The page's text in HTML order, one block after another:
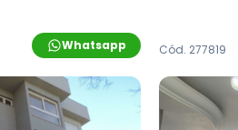
Whatsapp Cód. 277819
R$